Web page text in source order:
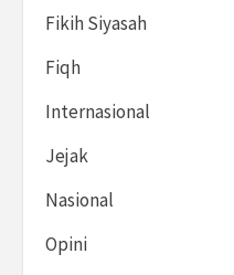
Fikih Siyasah
Fiqh
Internasional
Jejak
Nasional
Opini